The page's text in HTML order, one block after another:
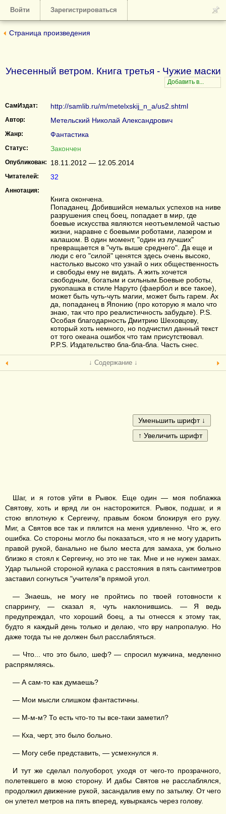
Войти Зарегистрироваться
Страница произведения
Унесенный ветром. Книга третья - Чужие маски
СамИздат: http://samlib.ru/m/metelxskij_n_a/us2.shtml
Автор: Метельский Николай Александрович
Жанр: Фантастика
Статус: Закончен
Опубликован: 18.11.2012 — 12.05.2014
Читателей: 32
Аннотация:
Книга окончена.
Попаданец. Добившийся немалых успехов на ниве
разрушения спец боец, попадает в мир, где
боевые искусства являются неотъемлемой частью
жизни, наравне с боевыми роботами, лазером и
калашом. В один момент, "один из лучших"
превращается в "чуть выше среднего". Да еще и
люди с его "силой" ценятся здесь очень высоко,
настолько высоко что узнай о них общественность
и свободы ему не видать. А жить хочется
свободным, богатым и сильным.Боевые роботы,
рукопашка в стиле Наруто (фаербол и все такое),
может быть чуть-чуть магии, может быть гарем. Ах
да, попаданец в Японию (про которую я мало что
знаю, так что про реалистичность забудьте). P.S.
Особая благодарность Дмитрию Шеховцову,
который хоть немного, но подчистил данный текст
от того океана ошибок что там присутствовал.
P.P.S. Издательство бла-бла-бла. Часть снес.
↓ Содержание ↓
Шаг, и я готов уйти в Рывок. Еще один — моя поблажка
Святову, хоть и вряд ли он насторожится. Рывок, подшаг, и я
стою вплотную к Сергеичу, правым боком блокируя его руку.
Миг, а Святов все так и пялится на меня удивленно. Что ж, его
ошибка. Со стороны могло бы показаться, что я не могу ударить
правой рукой, банально не было места для замаха, уж больно
близко я стоял к Сергеичу, но это не так. Мне и не нужен замах.
Удар тыльной стороной кулака с расстояния в пять сантиметров
заставил согнуться "учителя"в прямой угол.
— Знаешь, не могу не пройтись по твоей готовности к
спаррингу, — сказал я, чуть наклонившись. — Я ведь
предупреждал, что хороший боец, а ты отнесся к этому так,
будто я каждый день только и делаю, что вру напропалую. Но
даже тогда ты не должен был расслабляться.
— Что... что это было, шеф? — спросил мужчина, медленно
распрямляясь.
— А сам-то как думаешь?
— Мои мысли слишком фантастичны.
— М-м-м? То есть что-то ты все-таки заметил?
— Кха, черт, это было больно.
— Могу себе представить, — усмехнулся я.
И тут же сделал полуоборот, уходя от чего-то прозрачного,
полетевшего в мою сторону. И дабы Святов не расслаблялся,
продолжил движение рукой, засандалив ему по затылку. От чего
он улетел метров на пять вперед, кувыркаясь через голову.